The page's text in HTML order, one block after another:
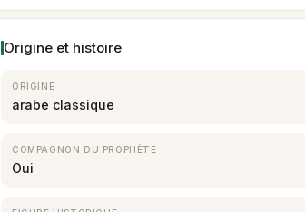
Origine et histoire
ORIGINE
arabe classique
COMPAGNON DU PROPHÈTE
Oui